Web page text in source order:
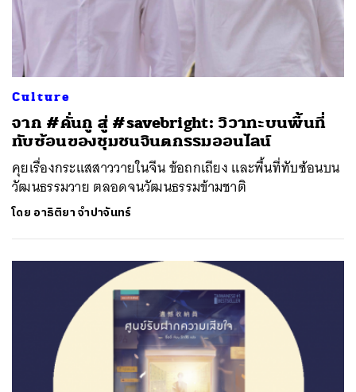
Culture
จาก #คั่นกู สู่ #savebright: วิวาทะบนพื้นที่
ทับซ้อนของชุมชนจินตกรรมออนไลน์
คุยเรื่องกระแสสาววายในจีน ข้อถกเถียง และพื้นที่ทับซ้อนบน
วัฒนธรรมวาย ตลอดจนวัฒนธรรมข้ามชาติ
โดย อาธิติยา จำปาจันทร์